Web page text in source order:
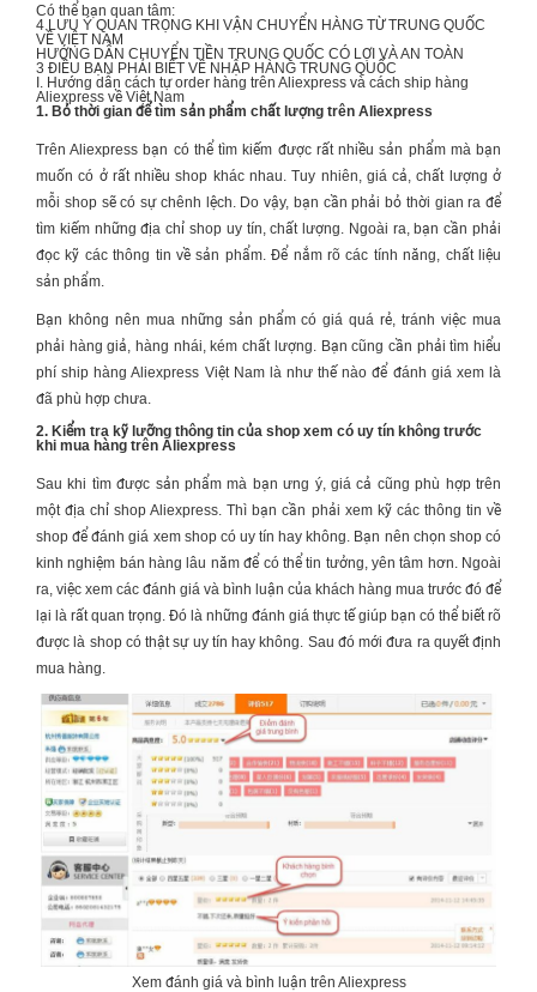
Có thể bạn quan tâm:
4 LƯU Ý QUAN TRỌNG KHI VẬN CHUYỂN HÀNG TỪ TRUNG QUỐC
VỀ VIỆT NAM
HƯỚNG DẪN CHUYỂN TIỀN TRUNG QUỐC CÓ LỢI VÀ AN TOÀN
3 ĐIỀU BẠN PHẢI BIẾT VỀ NHẬP HÀNG TRUNG QUỐC
I. Hướng dẫn cách tự order hàng trên Aliexpress và cách ship hàng
Aliexpress về Việt Nam
1. Bỏ thời gian để tìm sản phẩm chất lượng trên Aliexpress
Trên Aliexpress bạn có thể tìm kiếm được rất nhiều sản phẩm mà bạn
muốn có ở rất nhiều shop khác nhau. Tuy nhiên, giá cả, chất lượng ở
mỗi shop sẽ có sự chênh lệch. Do vậy, bạn cần phải bỏ thời gian ra để
tìm kiếm những địa chỉ shop uy tín, chất lượng. Ngoài ra, bạn cần phải
đọc kỹ các thông tin về sản phẩm. Để nắm rõ các tính năng, chất liệu
sản phẩm.
Bạn không nên mua những sản phẩm có giá quá rẻ, tránh việc mua
phải hàng giả, hàng nhái, kém chất lượng. Bạn cũng cần phải tìm hiểu
phí ship hàng Aliexpress Việt Nam là như thế nào để đánh giá xem là
đã phù hợp chưa.
2. Kiểm tra kỹ lưỡng thông tin của shop xem có uy tín không trước
khi mua hàng trên Aliexpress
Sau khi tìm được sản phẩm mà bạn ưng ý, giá cả cũng phù hợp trên
một địa chỉ shop Aliexpress. Thì bạn cần phải xem kỹ các thông tin về
shop để đánh giá xem shop có uy tín hay không. Bạn nên chọn shop có
kinh nghiệm bán hàng lâu năm để có thể tin tưởng, yên tâm hơn. Ngoài
ra, việc xem các đánh giá và bình luận của khách hàng mua trước đó để
lại là rất quan trọng. Đó là những đánh giá thực tế giúp bạn có thể biết rõ
được là shop có thật sự uy tín hay không. Sau đó mới đưa ra quyết định
mua hàng.
Xem đánh giá và bình luận trên Aliexpress